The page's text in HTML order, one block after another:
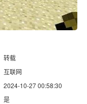
转载
互联网
2024-10-27 00:58:30
是